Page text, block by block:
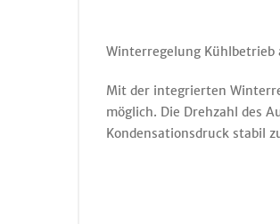
Winterregelung Kühlbetrieb
Mit der integrierten
möglich. Die Drehzahl des
Kondensationsdruck stabil